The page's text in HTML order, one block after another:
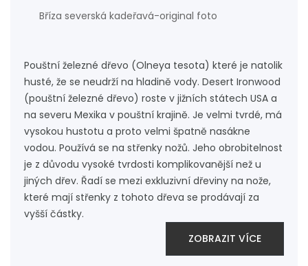
Bříza severská kadeřavá-original foto
Pouštní železné dřevo (Olneya tesota) které je natolik
husté, že se neudrží na hladině vody. Desert Ironwood
(pouštní železné dřevo) roste v jižních státech USA a
na severu Mexika v pouštní krajině. Je velmi tvrdé, má
vysokou hustotu a proto velmi špatně nasákne
vodou. Používá se na střenky nožů. Jeho obrobitelnost
je z důvodu vysoké tvrdosti komplikovanější než u
jiných dřev. Řadí se mezi exkluzivní dřeviny na nože,
které mají střenky z tohoto dřeva se prodávají za
vyšší částky.
ZOBRAZIT VÍCE